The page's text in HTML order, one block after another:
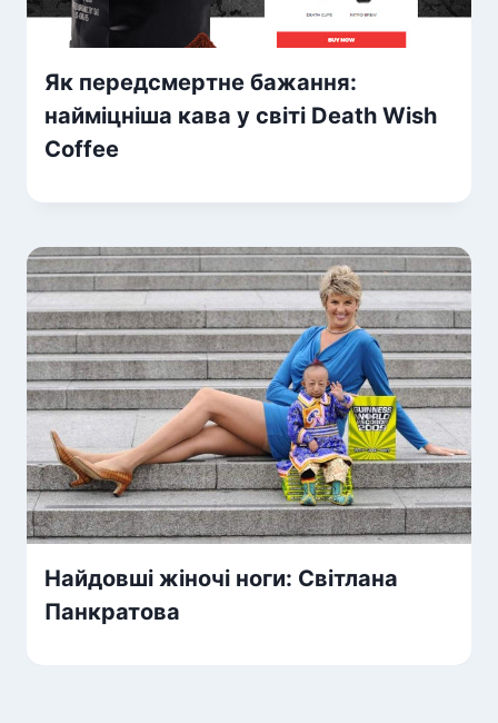
Як передсмертне бажання:
найміцніша кава у світі Death Wish
Coffee
Найдовші жіночі ноги: Світлана
Панкратова